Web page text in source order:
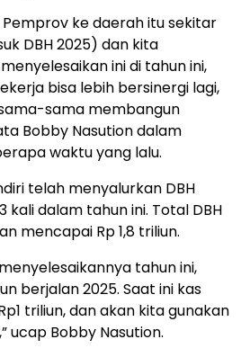
ke daerah itu sekitar
DBH 2025) dan kita
ini di tahun ini,
bisa lebih bersinergi lagi,
sama membangun
Bobby Nasution dalam
waktu yang lalu.
telah menyalurkan DBH
kali dalam tahun ini. Total DBH
mencapai Rp 1,8 triliun.
tahun ini,
berjalan 2025. Saat ini kas
triliun, dan akan kita gunakan
ucap Bobby Nasution.